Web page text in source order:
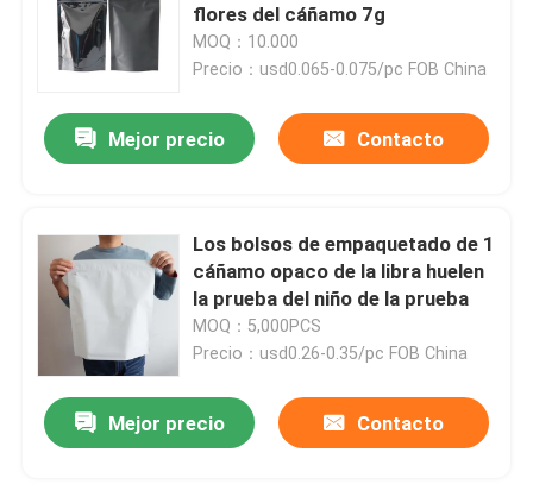
flores del cáñamo 7g
MOQ：10.000
Precio：usd0.065-0.075/pc FOB China
Mejor precio Contacto
Los bolsos de empaquetado de 1
cáñamo opaco de la libra huelen
la prueba del niño de la prueba
MOQ：5,000PCS
Precio：usd0.26-0.35/pc FOB China
Mejor precio Contacto